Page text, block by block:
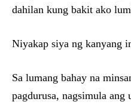
dahilan kung bakit ako
Niyakap siya ng kanyang
Sa lumang bahay na
pagdurusa, nagsimula ang